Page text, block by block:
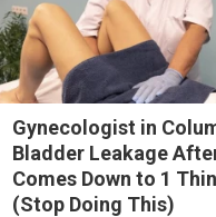
Gynecologist in
Bladder Leakage
Comes Down to 1
(Stop Doing This)